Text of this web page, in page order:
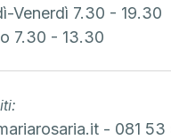
Venerdì 7.30 - 19.30
7.30 - 13.30
- 081